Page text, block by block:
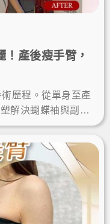
！產後瘦手臂，
歷程。從單身至產
解決蝴蝶袖與副
給追求安全、有感